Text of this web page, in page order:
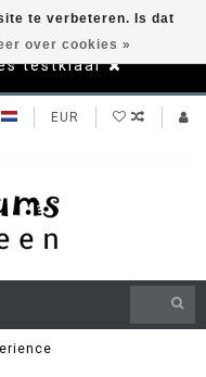
testklaar
EUR
te verbeteren. Is dat
over cookies »